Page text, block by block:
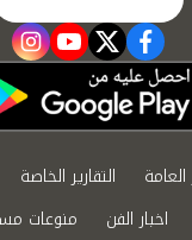
facebook
twitter
العامة التقارير الخاصة
اخبار الفن
منوعات